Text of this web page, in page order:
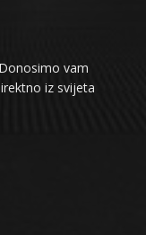
vam
iz svijeta